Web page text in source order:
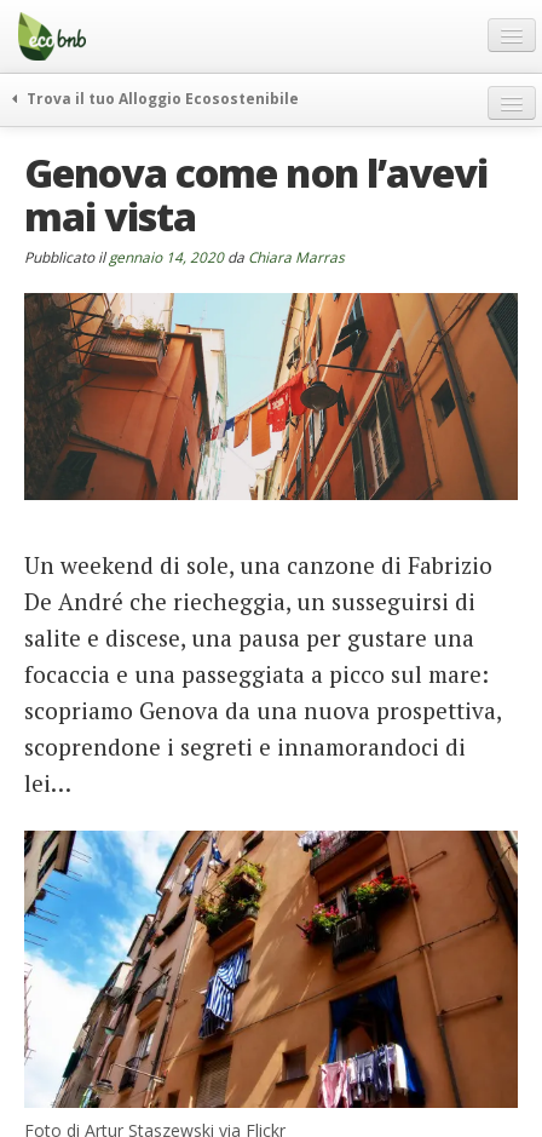
Menu
Salta
contenuto
Offerte Speciali
Regali
FAQ
Chi Siamo
Partner
Contatti
Italiano
German
English
French
Italiano
Trova il tuo Alloggio Ecosostenibile
itinerari
curiosità
vivere e viaggiare verde
ecohotel
rassegna stampa
Genova come non l’avevi
mai vista
Pubblicato ilgennaio 14, 2020da Chiara Marras
Un weekend di sole, una canzone di Fabrizio
De André che riecheggia, un susseguirsi di
salite e discese, una pausa per gustare una
focaccia e una passeggiata a picco sul mare:
scopriamo Genova da una nuova prospettiva,
scoprendone i segreti e innamorandoci di
lei…
Foto di Artur Staszewski via Flickr